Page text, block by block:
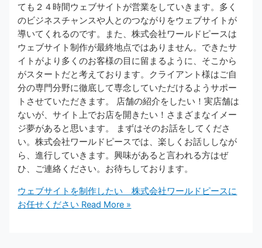
ても２４時間ウェブサイトが営業をしていきます。多く
のビジネスチャンスや人とのつながりをウェブサイトが
導いてくれるのです。また、株式会社ワールドピースは
ウェブサイト制作が最終地点ではありません。できたサ
イトがより多くのお客様の目に留まるように、そこから
がスタートだと考えております。クライアント様はご自
分の専門分野に徹底して専念していただけるようサポー
トさせていただきます。 店舗の紹介をしたい！実店舗は
ないが、サイト上でお店を開きたい！さまざまなイメー
ジ夢があると思います。 まずはそのお話をしてくださ
い。株式会社ワールドピースでは、楽しくお話ししなが
ら、進行していきます。興味があると言われる方はぜ
ひ、ご連絡ください。お待ちしております。
ウェブサイトを制作したい 株式会社ワールドピースに
お任せください Read More »